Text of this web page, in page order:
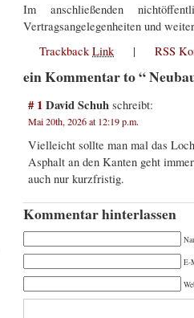
Im anschließenden
Vertragsangelegenheiten und
TrackbackLink | RSS
ein Kommentar to “
# 1David Schuh schreibt:
Mai 20th, 2026 at 12:19 p.m.
Vielleicht sollte man mal das
Asphalt an den Kanten geht
auch nur kurzfristig.
Kommentar hinterlassen
E-